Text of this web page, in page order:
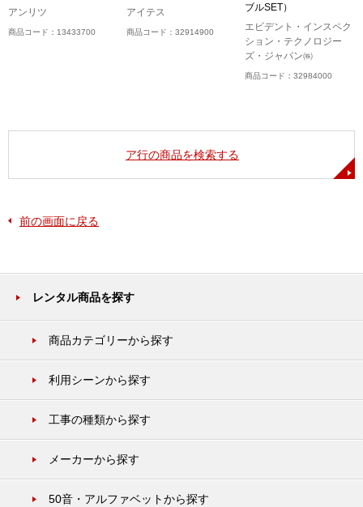
アンリツ
商品コード：13433700
アイテス
商品コード：32914900
ブルSET）
エビデント・インスペク
ション・テクノロジー
ズ・ジャパン㈱
商品コード：32984000
ア行の商品を検索する
前の画面に戻る
レンタル商品を探す
商品カテゴリーから探す
利用シーンから探す
工事の種類から探す
メーカーから探す
50音・アルファベットから探す